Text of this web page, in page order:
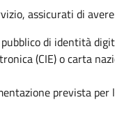
assicurati di
pubblico di identità
(CIE) o carta
prevista per